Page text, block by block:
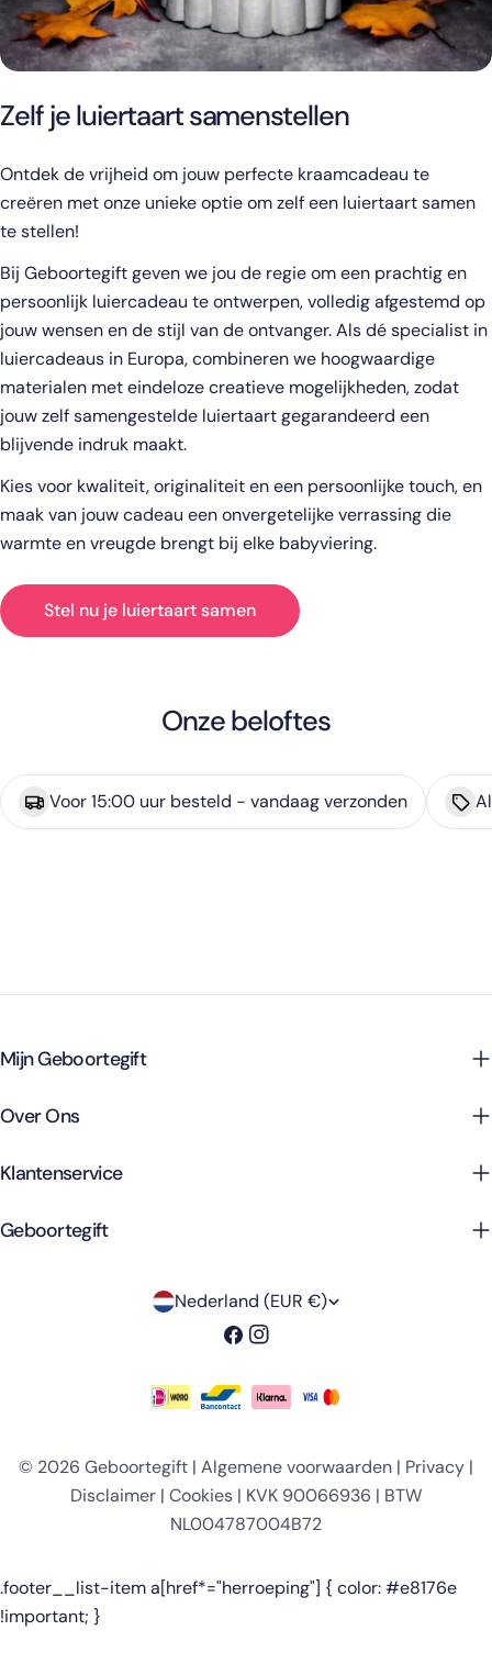
Zelf je luiertaart samenstellen
Ontdek de vrijheid om jouw perfecte kraamcadeau te
creëren met onze unieke optie om zelf een luiertaart samen
te stellen!
Bij Geboortegift geven we jou de regie om een prachtig en
persoonlijk luiercadeau te ontwerpen, volledig afgestemd op
jouw wensen en de stijl van de ontvanger. Als dé specialist in
luiercadeaus in Europa, combineren we hoogwaardige
materialen met eindeloze creatieve mogelijkheden, zodat
jouw zelf samengestelde luiertaart gegarandeerd een
blijvende indruk maakt.
Kies voor kwaliteit, originaliteit en een persoonlijke touch, en
maak van jouw cadeau een onvergetelijke verrassing die
warmte en vreugde brengt bij elke babyviering.
Stel nu je luiertaart samen
Onze beloftes
Voor 15:00 uur besteld - vandaag verzonden
Mijn Geboortegift
Over Ons
Klantenservice
Geboortegift
L
d
r
i
Nederland (EUR €)
Facebook
Instagram
© 2026 Geboortegift | Algemene voorwaarden | Privacy |
Disclaimer | Cookies | KVK 90066936 | BTW
NL004787004B72
Betaalmethoden
.footer__list-item a[href*="herroeping"] { color: #e8176e
!important; }